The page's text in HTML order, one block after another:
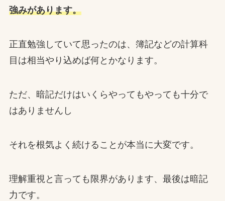
強みがあります。
正直勉強していて思ったのは、簿記などの計算科
目は相当やり込めば何とかなります。
ただ、暗記だけはいくらやってもやっても十分で
はありませんし
それを根気よく続けることが本当に大変です。
理解重視と言っても限界があります、最後は暗記
力です。